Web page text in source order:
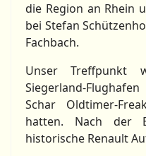
die Region an Rhein
bei Stefan
Fachbach.
Unser Treffpunkt
Siegerland-
Schar Oldtimer-
hatten. Nach der
historische Renault